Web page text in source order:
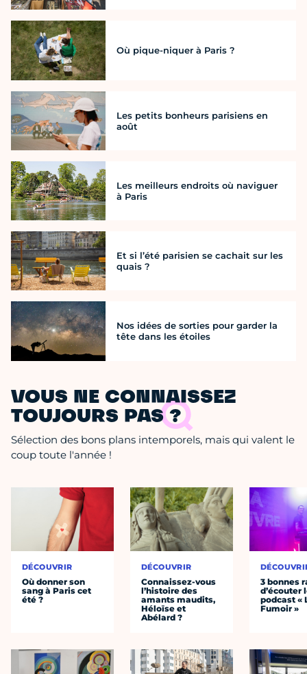
Où pique-niquer à Paris ?
Les petits bonheurs parisiens en
août
Les meilleurs endroits où naviguer
à Paris
Et si l’été parisien se cachait sur les
quais ?
Nos idées de sorties pour garder la
tête dans les étoiles
VOUS NE CONNAISSEZ
TOUJOURS PAS ?
Sélection des bons plans intemporels, mais qui valent le
coup toute l'année !
DÉCOUVRIR
Où donner son
sang à Paris cet
été ?
DÉCOUVRIR
Connaissez-vous
l’histoire des
amants maudits,
Héloïse et
Abélard ?
3 bonnes
d’écouter
podcast «
Fumoir »